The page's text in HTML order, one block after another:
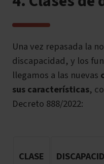
Una vez repasada la
discapacidad, y los
llegamos a las nuevas
sus características,
Decreto 888/2022:
CLASE